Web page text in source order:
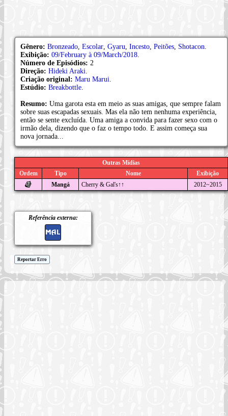
Gênero: Bronzeado Escolar Gyaru Incesto Peitões Shotacon
Exibição: 09/February à 09/March/2018
Número de Episódios: 2
Direção: Hideki Araki
Criação original: Maru Marui
Estúdio: Breakbottle
Resumo: Uma garota esta em meio as suas amigas, que sempre falam
sobre suas escapadas sexuais. Mas ela não tem nenhuma experiência,
então se sente excluída. Uma amiga a convida para fazer sexo com o
irmão dela, dizendo que o faz o tempo todo. E assim começa sua
nova jornada...
Outras Mídias
Ordem
Tipo Nome
Exibição
Mangá
Cherry & Gal's↑↑ 2012~2015
Referência externa:
Reportar Erro